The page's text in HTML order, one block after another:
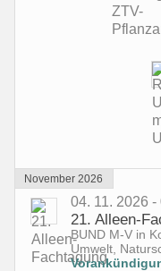
November 2026
04. 11. 2026 -
21. Alleen-
BUND M-V in
Umwelt,